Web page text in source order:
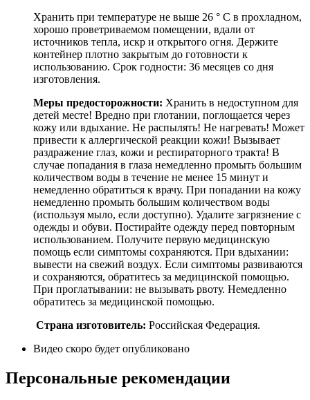
Хранить при температуре не выше 26 ° C в прохладном,
хорошо проветриваемом помещении, вдали от
источников тепла, искр и открытого огня. Держите
контейнер плотно закрытым до готовности к
использованию. Срок годности: 36 месяцев со дня
изготовления.
Меры предосторожности: Хранить в недоступном для
детей месте! Вредно при глотании, поглощается через
кожу или вдыхание. Не распылять! Не нагревать! Может
привести к аллергической реакции кожи! Вызывает
раздражение глаз, кожи и респираторного тракта! В
случае попадания в глаза немедленно промыть большим
количеством воды в течение не менее 15 минут и
немедленно обратиться к врачу. При попадании на кожу
немедленно промыть большим количеством воды
(используя мыло, если доступно). Удалите загрязнение с
одежды и обуви. Постирайте одежду перед повторным
использованием. Получите первую медицинскую
помощь если симптомы сохраняются. При вдыхании:
вывести на свежий воздух. Если симптомы развиваются
и сохраняются, обратитесь за медицинской помощью.
При проглатывании: не вызывать рвоту. Немедленно
обратитесь за медицинской помощью.
Страна изготовитель: Российская Федерация.
Видео скоро будет опубликовано
Персональные рекомендации